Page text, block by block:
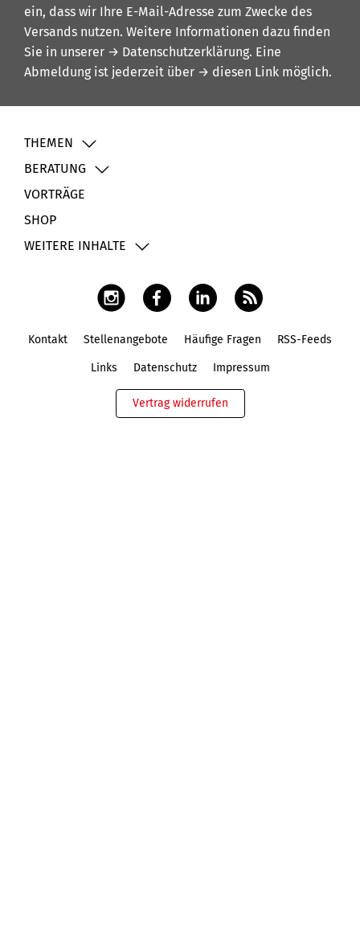
ein, dass wir Ihre E-Mail-Adresse zum Zwecke des
Versands nutzen. Weitere Informationen dazu finden
Sie in unserer → Datenschutzerklärung. Eine
Abmeldung ist jederzeit über → diesen Link möglich.
THEMEN
BERATUNG
VORTRÄGE
SHOP
WEITERE INHALTE
Kontakt Stellenangebote Häufige Fragen RSS-Feeds
Links Datenschutz Impressum
Vertrag widerrufen